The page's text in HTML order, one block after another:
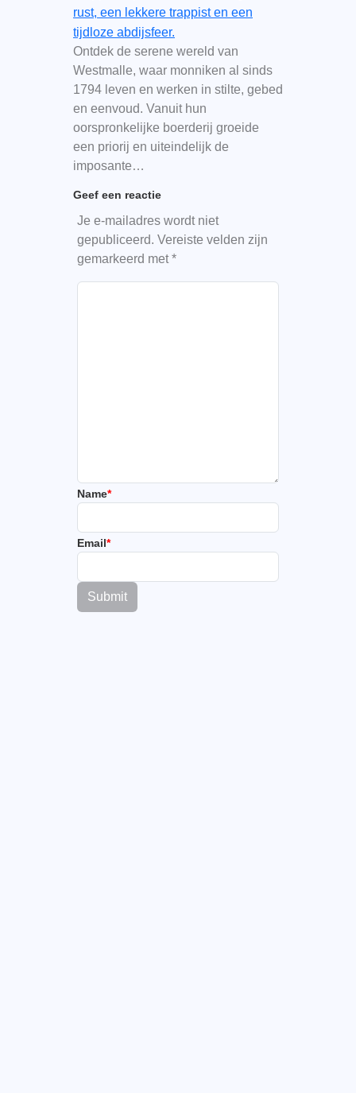
rust, een lekkere trappist en een
tijdloze abdijsfeer.
Ontdek de serene wereld van
Westmalle, waar monniken al sinds
1794 leven en werken in stilte, gebed
en eenvoud. Vanuit hun
oorspronkelijke boerderij groeide
een priorij en uiteindelijk de
imposante…
Geef een reactie
Je e-mailadres wordt niet
gepubliceerd. Vereiste velden zijn
gemarkeerd met*
Name*
Email*